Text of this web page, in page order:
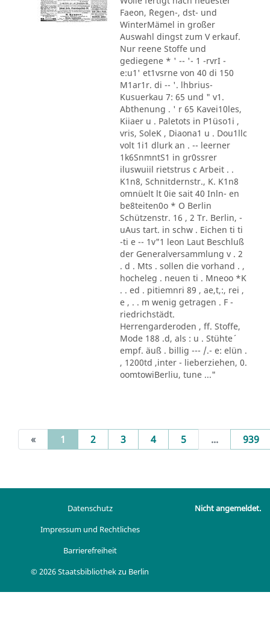
Faeon, ´Regen-, dst- und
WinterMämel in großer
Auswahl dingst zum V erkauf.
Nur reene Stoffe und
gediegene * ' -- '- 1 -rvrI -
e:u1' et1vsrne von 40 di 150
M1ar1r. di -- '. lhbrius-
Kusuerkau 7: 65 und " v1.
Abthenung . ' r 65 Kavei10les,
Kiiaer u . Paletots in P1üso1i ,
vris, SoleK , Diaona1 u . Dou1llc
volt 1i1 dlurk an . -- leerner
1k6SnmntS1 in gr0ssrer
iluswuiil rietstrus c Arbeit . .
K1n8, Schnitdernstr., K. K1n8
omnüelt lt 0ie sait 40 Inln- en
be8teiten0o * O Berlin
Schützenstr. 16 , 2 Tr. Berlin, -
uAus tart. in schw . Eichen ti ti
-ti e -- 1v"1 leon Laut Beschluß
der Generalversammlung v . 2
. d . Mts . sollen die vorhand . ,
hocheleg . neuen ti . Mneoo *K
. . ed . pitiemnri 89 , ae,t,:, rei ,
e , . . m wenig getragen . F -
riedrichstädt.
Herrengarderoden , ff. Stoffe,
Mode 188 .d, als : u . Stühte´
empf. äuß . billig --- /.- e: elün .
, 1200td ,inter - lieberziehen, 0.
oomtowiBerliu, tune ..."
« 1 (current)
2 3 4 5 ... 939
Datenschutz
Impressum und Rechtliches
Barrierefreiheit
© 2026 Staatsbibliothek zu Berlin
Nicht angemeldet.